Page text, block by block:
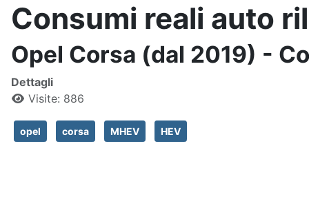
Consumi reali auto
Opel Corsa (dal 2019) -
Dettagli
Visite: 886
opel corsa MHEV HEV